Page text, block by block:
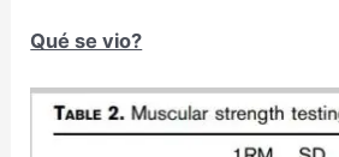
Qué se vio?